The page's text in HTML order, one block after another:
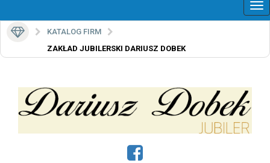
KATALOG FIRM
ZAKŁAD JUBILERSKI DARIUSZ DOBEK